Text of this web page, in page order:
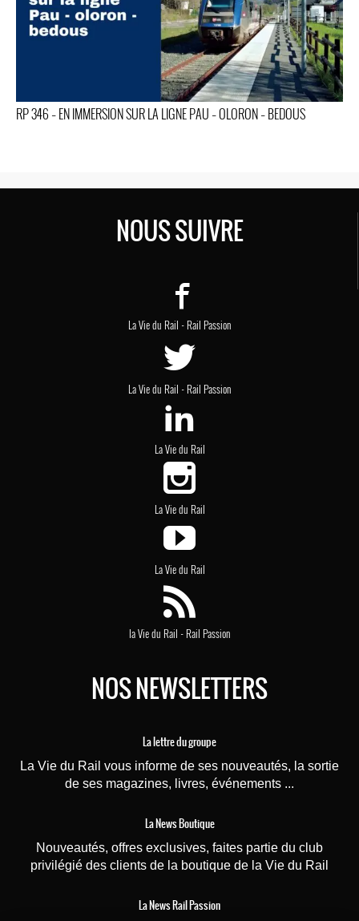
RP 346 – EN IMMERSION SUR LA LIGNE PAU – OLORON – BEDOUS
NOUS SUIVRE
La Vie du Rail - Rail Passion
La Vie du Rail - Rail Passion
La Vie du Rail
La Vie du Rail
La Vie du Rail
la Vie du Rail - Rail Passion
NOS NEWSLETTERS
La lettre du groupe
La Vie du Rail vous informe de ses nouveautés, la sortie
de ses magazines, livres, événements ...
La News Boutique
Nouveautés, offres exclusives, faites partie du club
privilégié des clients de la boutique de la Vie du Rail
La News Rail Passion